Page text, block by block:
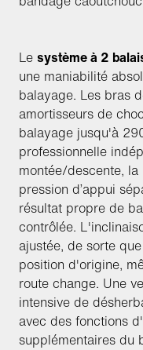
Le système à 2
une maniabilité
balayage. Les bras
amortisseurs de
balayage jusqu'à
professionnelle
montée/descente,
pression d’appui
résultat propre de
contrôlée.
ajustée, de sorte
position d'origine,
route change. Une
intensive de
avec des fonctions
supplémentaires du